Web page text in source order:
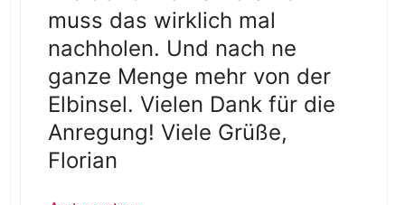
muss das wirklich mal
nachholen. Und nach ne
ganze Menge mehr von der
Elbinsel. Vielen Dank für die
Anregung! Viele Grüße,
Florian